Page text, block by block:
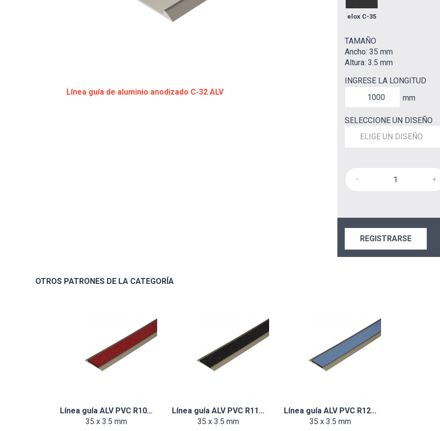
Línea guía de aluminio anodizado C-32 ALV
elox C-35
TAMAÑO
Ancho: 35 mm
Altura: 3.5 mm
INGRESE LA LONGITUD
mm
SELECCIONE UN DISEÑO
ELIGE UN DISEÑO
- +
REGISTRARSE
OTROS PATRONES DE LA CATEGORÍA
Línea guía ALV PVC R10…
35 x 3.5 mm
Línea guía ALV PVC R11…
35 x 3.5 mm
Línea guía ALV PVC R12…
35 x 3.5 mm